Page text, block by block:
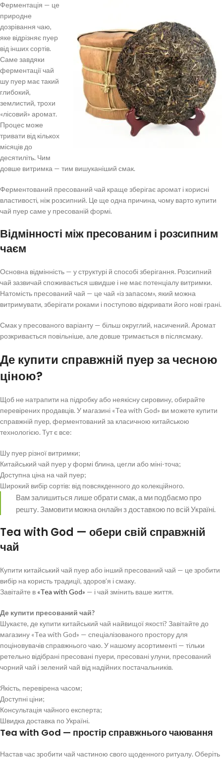
Ферментація — це
природне
дозрівання чаю,
яке відрізняє пуер
від інших сортів.
Саме завдяки
ферментації чай
шу пуер має такий
глибокий,
землистий, трохи
«лісовий» аромат.
Процес може
тривати від кількох
місяців до
десятиліть. Чим
довше витримка — тим вишуканіший смак.
Ферментований пресований чай краще зберігає аромат і корисні
властивості, ніж розсипний. Це ще одна причина, чому варто купити
чай пуер саме у пресованій формі.
Відмінності між пресованим і розсипним
чаєм
Основна відмінність — у структурі й способі зберігання. Розсипний
чай зазвичай споживається швидше і не має потенціалу витримки.
Натомість пресований чай — це чай «із запасом», який можна
витримувати, зберігати роками і поступово відкривати його нові грані.
Смак у пресованого варіанту — більш округлий, насичений. Аромат
розкривається повільніше, але довше тримається в післясмаку.
Де купити справжній пуер за чесною
ціною?
Щоб не натрапити на підробку або неякісну сировину, обирайте
перевірених продавців. У магазині «Tea with God» ви можете купити
справжній пуер, ферментований за класичною китайською
технологією. Тут є все:
Шу пуер різної витримки;
Китайський чай пуер у формі блина, цегли або міні-точа;
Доступна ціна на чай пуер;
Широкий вибір сортів: від повсякденного до колекційного.
Вам залишиться лише обрати смак, а ми подбаємо про
решту. Замовити можна онлайн з доставкою по всій Україні.
Tea with God — обери свій справжній
чай
Купити китайський чай пуер або інший пресований чай — це зробити
вибір на користь традиції, здоров’я і смаку.
Завітайте в «Tea with God» — і чай змінить ваше життя.
Де купити пресований чай?
Шукаєте, де купити китайський чай найвищої якості? Завітайте до
магазину «Tea with God» — спеціалізованого простору для
поціновувачів справжнього чаю. У нашому асортименті — тільки
ретельно відібрані пресовані пуери, пресовані улуни, пресований
чорний чай і зелений чай від надійних постачальників.
Якість, перевірена часом;
Доступні ціни;
Консультація чайного експерта;
Швидка доставка по Україні.
Tea with God — простір справжнього чаювання
Настав час зробити чай частиною свого щоденного ритуалу. Оберіть